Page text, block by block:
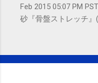
Feb 2015 05:07 PM
砂『骨盤ストレッチ』
subscribed to email
ンディショニング
Email delivery